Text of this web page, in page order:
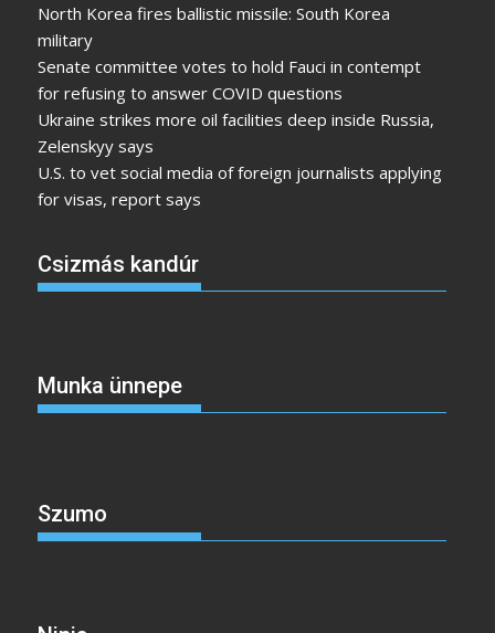
North Korea fires ballistic missile: South Korea
military
Senate committee votes to hold Fauci in contempt
for refusing to answer COVID questions
Ukraine strikes more oil facilities deep inside Russia,
Zelenskyy says
U.S. to vet social media of foreign journalists applying
for visas, report says
Csizmás kandúr
Munka ünnepe
Szumo